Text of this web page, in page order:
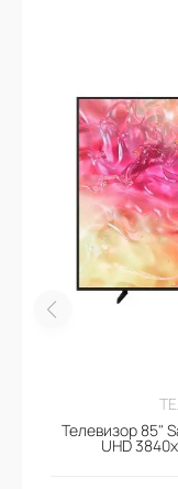
Телевизор 85"
UHD